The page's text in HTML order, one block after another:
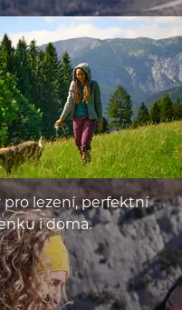
pro lezení, perfektní
i doma.